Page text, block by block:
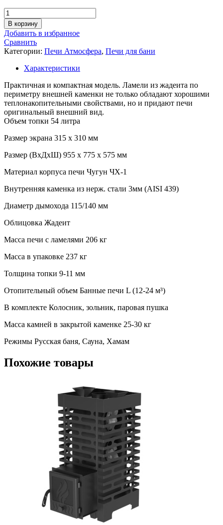
Количество
товара
Банная
печь
«Атмосфера
L»
Жадеит
В корзину
Добавить в избранное
Сравнить
Категории: Печи Атмосфера, Печи для бани
Характеристики
Практичная и компактная модель. Ламели из жадеита по
периметру внешней каменки не только обладают хорошими
теплонакопительными свойствами, но и придают печи
оригинальный внешний вид.
Объем топки 54 литра
Размер экрана 315 х 310 мм
Размер (ВхДхШ) 955 х 775 х 575 мм
Материал корпуса печи Чугун ЧХ-1
Внутренняя каменка из нерж. стали 3мм (AISI 439)
Диаметр дымохода 115/140 мм
Облицовка Жадеит
Масса печи с ламелями 206 кг
Масса в упаковке 237 кг
Толщина топки 9-11 мм
Отопительный объем Банные печи L (12-24 м³)
В комплекте Колосник, зольник, паровая пушка
Масса камней в закрытой каменке 25-30 кг
Режимы Русская баня, Сауна, Хамам
Похожие товары